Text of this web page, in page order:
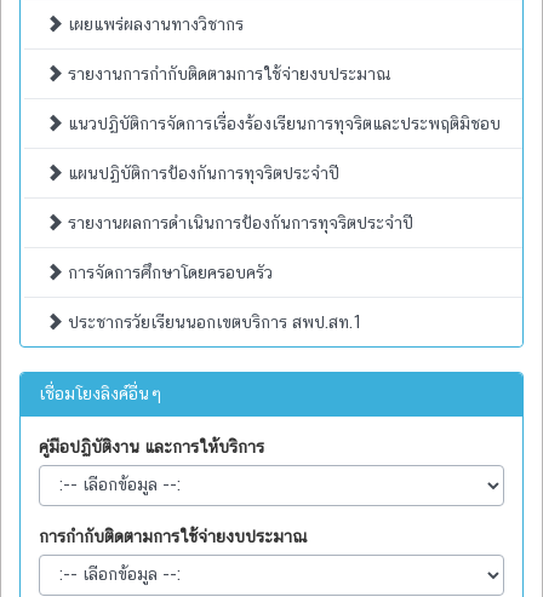
เผยแพร่ผลงานทางวิชากร
รายงานการกำกับติดตามการใช้จ่ายงบประมาณ
แนวปฏิบัติการจัดการเรื่องร้องเรียนการทุจริตและประพฤติมิชอบ
แผนปฏิบัติการป้องกันการทุจริตประจำปี
รายงานผลการดำเนินการป้องกันการทุจริตประจำปี
การจัดการศึกษาโดยครอบครัว
ประชากรวัยเรียนนอกเขตบริการ สพป.สท.1
เชื่อมโยงลิงค์อื่นๆ
คู่มือปฏิบัติงาน และการให้บริการ
การกำกับติดตามการใช้จ่ายงบประมาณ